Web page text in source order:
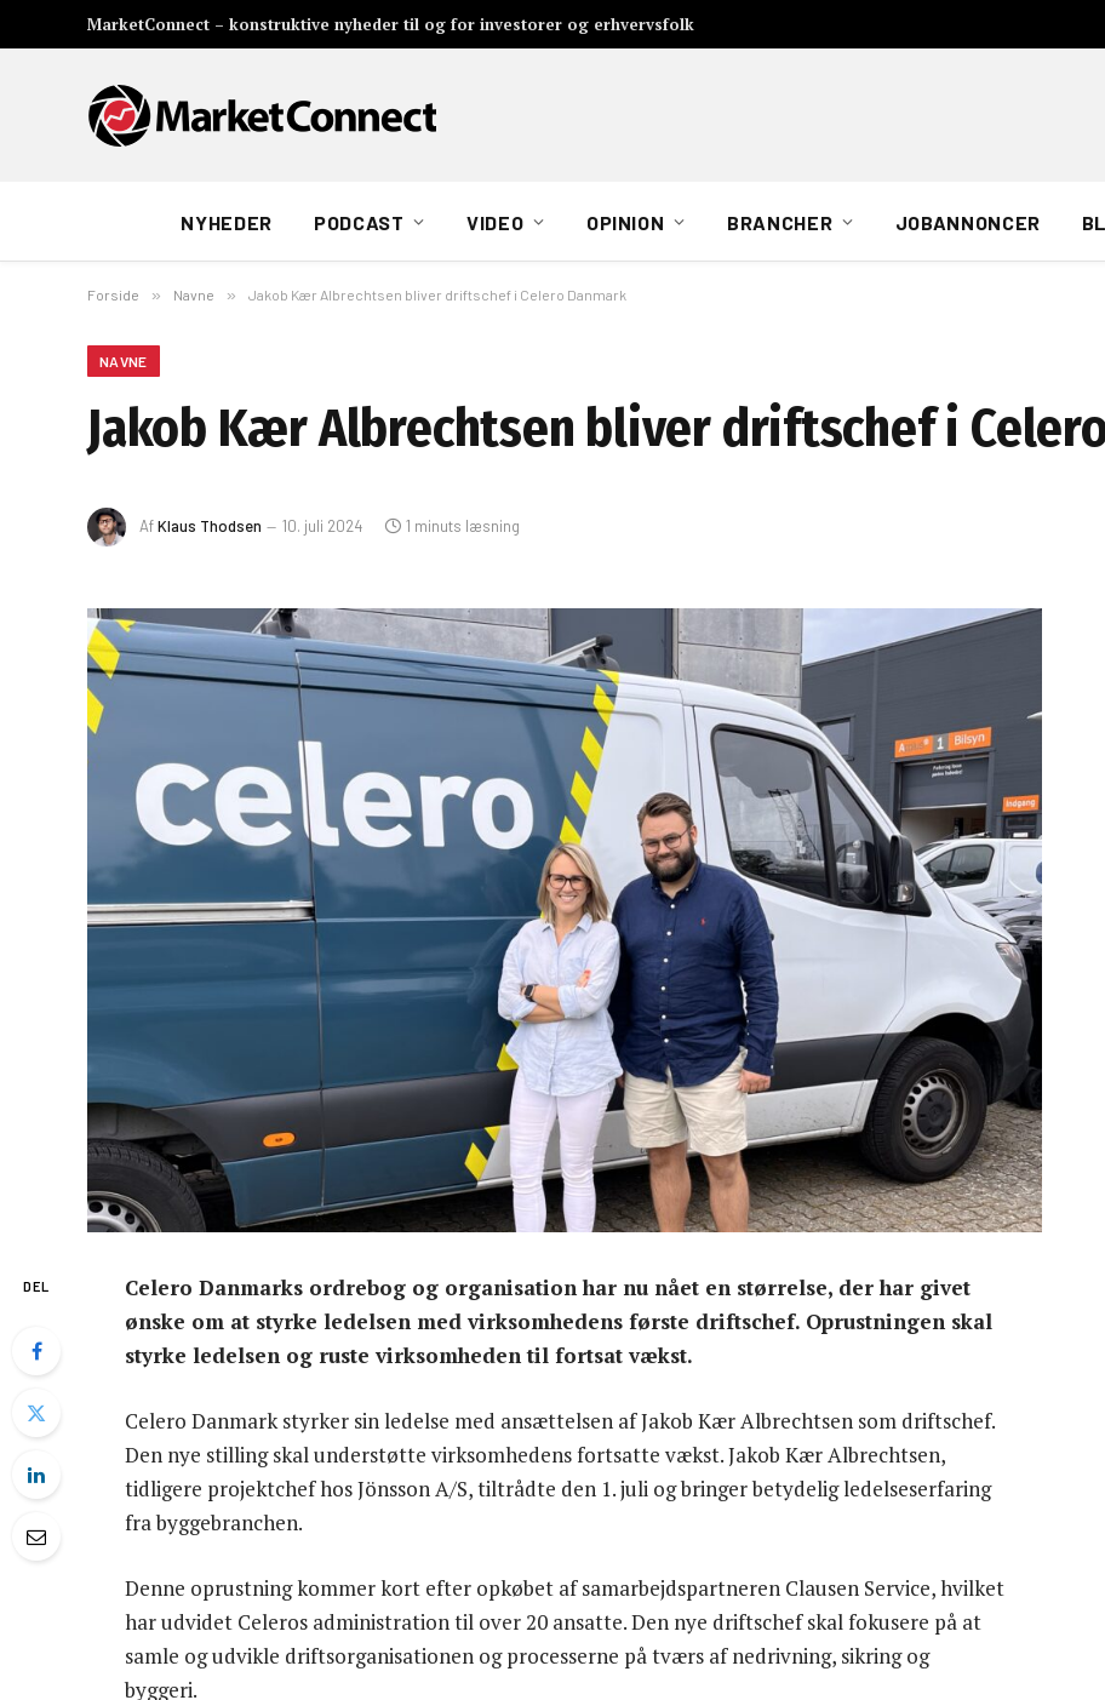
MarketConnect – konstruktive nyheder til og for investorer og erhvervsfolk
NYHEDER PODCAST VIDEO OPINION BRANCHER JOBANNONCER
Forside » Navne » Jakob Kær Albrechtsen bliver driftschef i Celero Danmark
NAVNE
Jakob Kær Albrechtsen bliver driftschef i
AfKlaus Thodsen 10. juli 2024 1 minuts læsning
DEL
Celero Danmarks ordrebog og organisation har nu nået en størrelse, der har givet
ønske om at styrke ledelsen med virksomhedens første driftschef. Oprustningen skal
styrke ledelsen og ruste virksomheden til fortsat vækst.
Celero Danmark styrker sin ledelse med ansættelsen af Jakob Kær Albrechtsen som driftschef.
Den nye stilling skal understøtte virksomhedens fortsatte vækst. Jakob Kær Albrechtsen,
tidligere projektchef hos Jönsson A/S, tiltrådte den 1. juli og bringer betydelig ledelseserfaring
fra byggebranchen.
Denne oprustning kommer kort efter opkøbet af samarbejdspartneren Clausen Service, hvilket
har udvidet Celeros administration til over 20 ansatte. Den nye driftschef skal fokusere på at
samle og udvikle driftsorganisationen og processerne på tværs af nedrivning, sikring og
byggeri.